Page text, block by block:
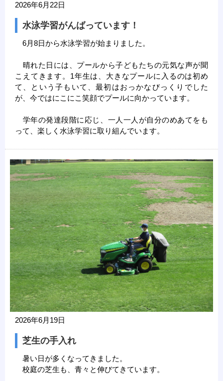
2026年6月22日
水泳学習がんばっています！
6月8日から水泳学習が始まりました。
晴れた日には、プールから子どもたちの元気な声が聞
こえてきます。1年生は、大きなプールに入るのは初め
て、という子もいて、最初はおっかなびっくりでした
が、今ではにこにこ笑顔でプールに向かっています。
学年の発達段階に応じ、一人一人が自分のめあてをも
って、楽しく水泳学習に取り組んでいます。
2026年6月19日
芝生の手入れ
暑い日が多くなってきました。
校庭の芝生も、青々と伸びてきています。